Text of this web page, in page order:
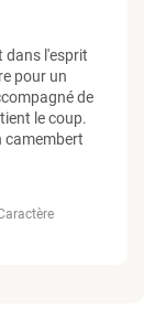
dans l'esprit
pour un
de
le coup.
camembert